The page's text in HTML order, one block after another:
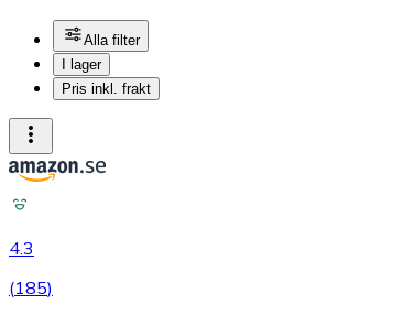
Alla filter
I lager
Pris inkl. frakt
4.3
(185)